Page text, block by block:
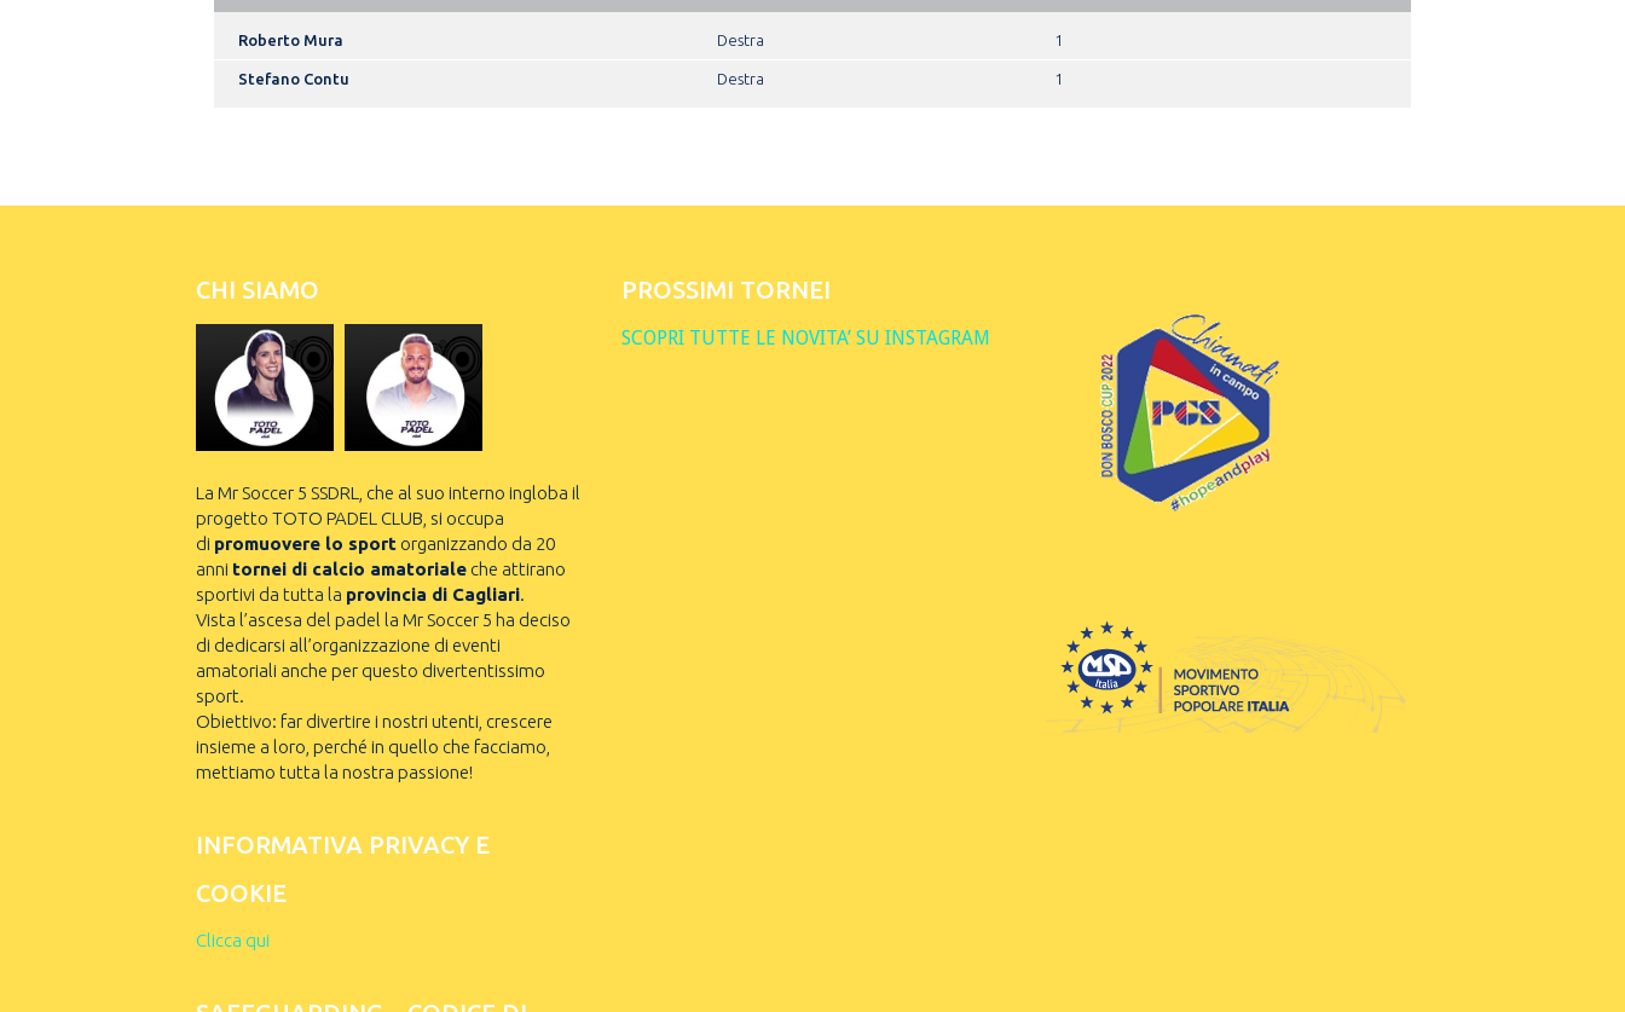
Roberto Mura Destra 1
Stefano Contu Destra 1
CHI SIAMO
La Mr Soccer 5 SSDRL, che al suo interno ingloba il
progetto TOTO PADEL CLUB, si occupa
di promuovere lo sport organizzando da 20
anni tornei di calcio amatoriale che attirano
sportivi da tutta la provincia di Cagliari.
Vista l’ascesa del padel la Mr Soccer 5 ha deciso
di dedicarsi all’organizzazione di eventi
amatoriali anche per questo divertentissimo
sport.
Obiettivo: far divertire i nostri utenti, crescere
insieme a loro, perché in quello che facciamo,
mettiamo tutta la nostra passione!
INFORMATIVA PRIVACY E
COOKIE
Clicca qui
PROSSIMI TORNEI
SCOPRI TUTTE LE NOVITA’ SU INSTAGRAM